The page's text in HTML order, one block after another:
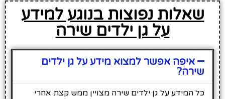
שאלות נפוצות בנוגע למידע
על גן ילדים שירה
איפה אפשר למצוא מידע על גן ילדים
שירה?
כל המידע על גן ילדים שירה מצויין ממש קצת אחרי